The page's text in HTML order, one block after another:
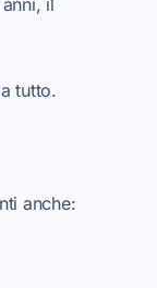
tutto.
anche: